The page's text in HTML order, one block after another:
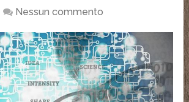
Nessun commento